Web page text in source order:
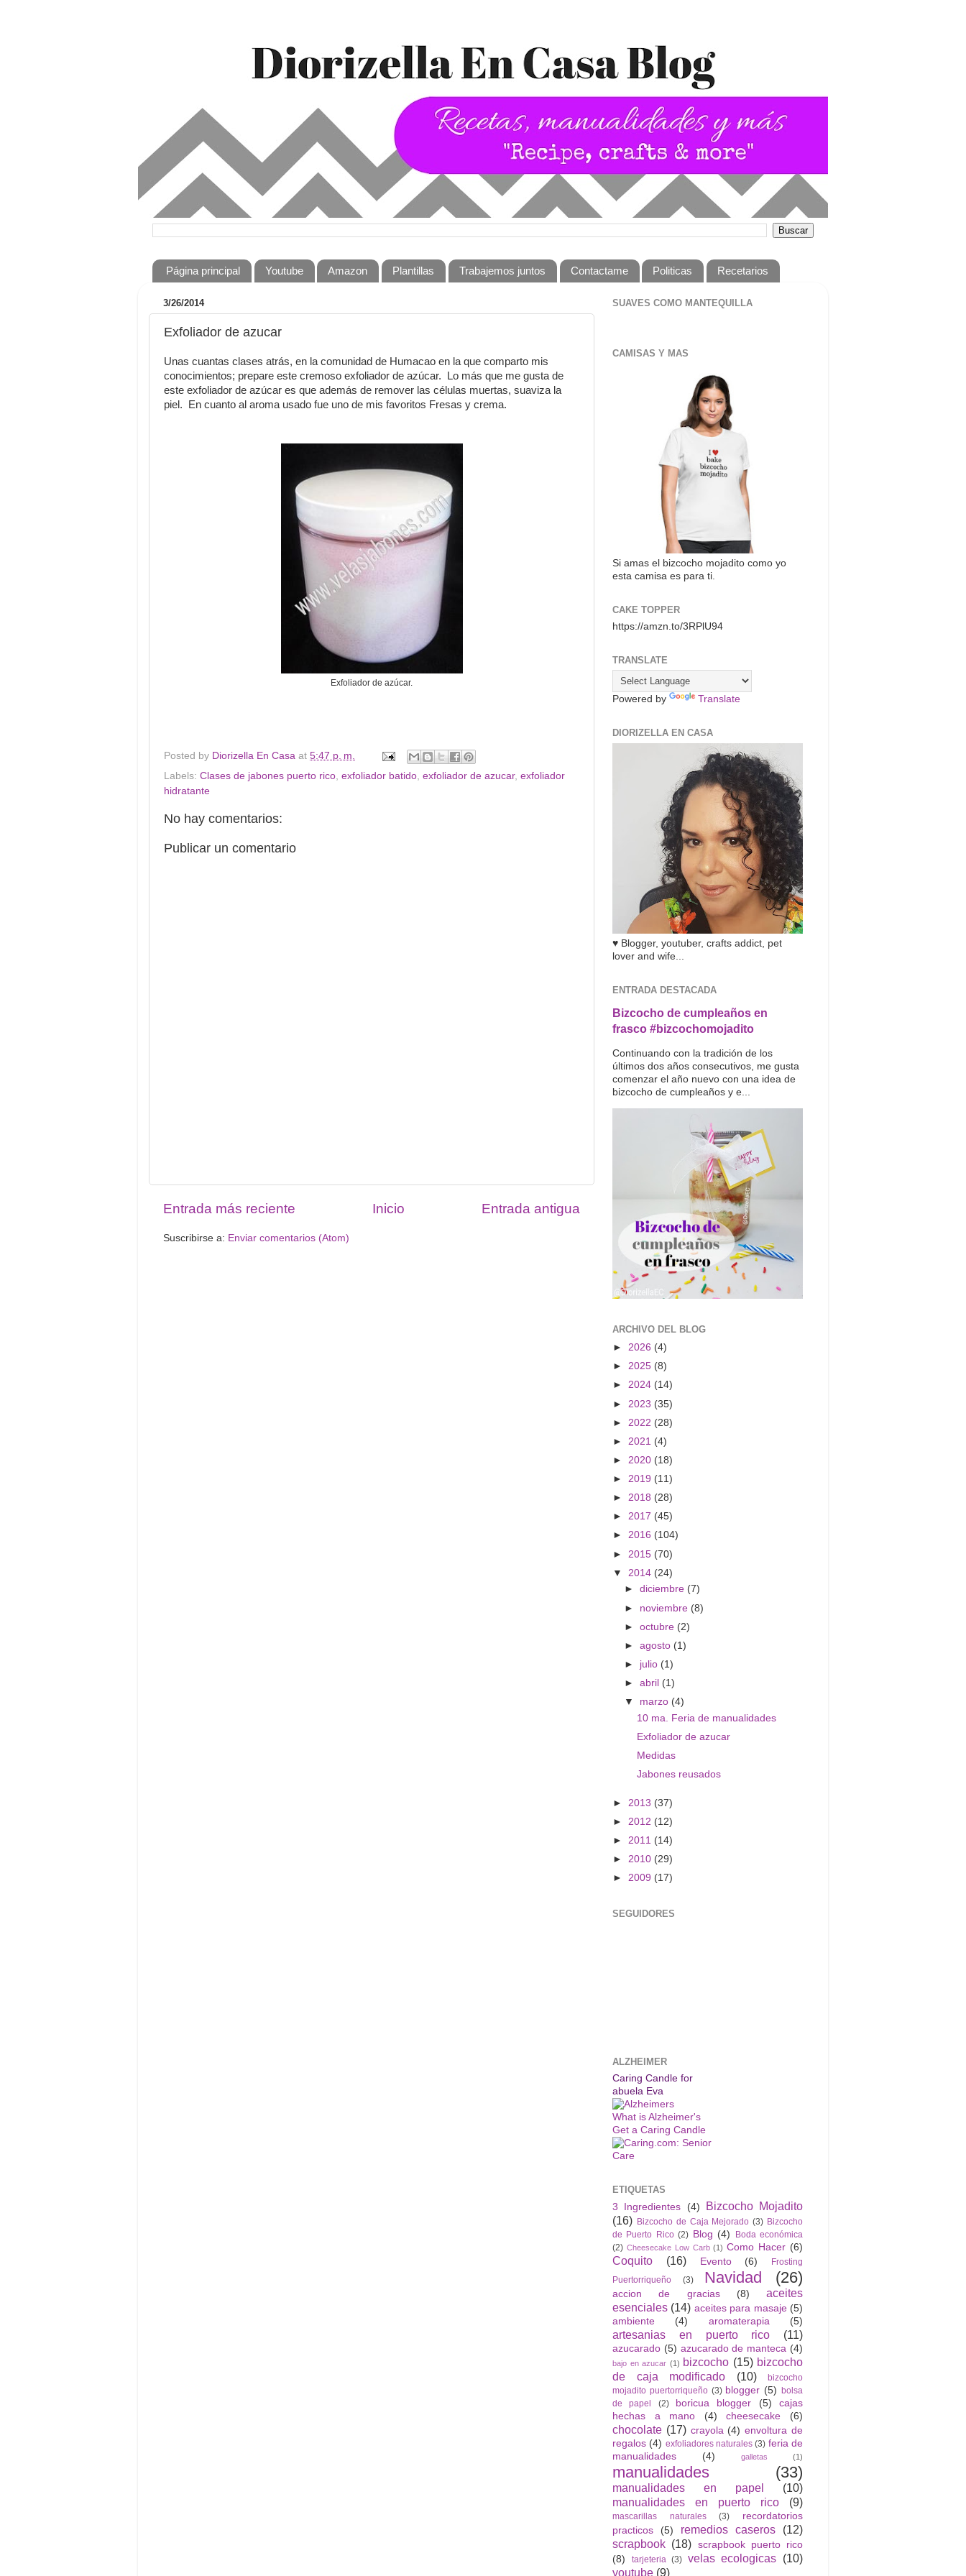
Página principal Youtube Amazon Plantillas Trabajemos juntos Contactame Politicas Recetarios
3/26/2014
Exfoliador de azucar
Unas cuantas clases atrás, en la comunidad de Humacao en la que comparto mis
conocimientos; prepare este cremoso exfoliador de azúcar. Lo más que me gusta de
este exfoliador de azúcar es que además de remover las células muertas, suaviza la
piel. En cuanto al aroma usado fue uno de mis favoritos Fresas y crema.
Exfoliador de azúcar.
Posted by Diorizella En Casa at 5:47 p. m.
Labels: Clases de jabones puerto rico exfoliador batido exfoliador de azucar, exfoliador
hidratante
No hay comentarios:
Publicar un comentario
Entrada más reciente Entrada antigua
Inicio
Suscribirse a: Enviar comentarios (Atom)
SUAVES COMO MANTEQUILLA
CAMISAS Y MAS
Si amas el bizcocho mojadito como yo
esta camisa es para ti.
CAKE TOPPER
https://amzn.to/3RPlU94
TRANSLATE
Powered by Translate
DIORIZELLA EN CASA
♥ Blogger, youtuber, crafts addict, pet
lover and wife...
ENTRADA DESTACADA
Bizcocho de cumpleaños en
frasco #bizcochomojadito
Continuando con la tradición de los
últimos dos años consecutivos, me gusta
comenzar el año nuevo con una idea de
bizcocho de cumpleaños y e...
ARCHIVO DEL BLOG
► 2026 (4)
► 2025 (8)
► 2024 (14)
► 2023 (35)
► 2022 (28)
► 2021 (4)
► 2020 (18)
► 2019 (11)
► 2018 (28)
► 2017 (45)
► 2016 (104)
► 2015 (70)
▼ 2014 (24)
►diciembre (7)
► noviembre (8)
►octubre (2)
►agosto (1)
► julio (1)
►abril (1)
▼ marzo (4)
10 ma. Feria de manualidades
Exfoliador de azucar
Medidas
Jabones reusados
► 2013 (37)
► 2012 (12)
► 2011 (14)
► 2010 (29)
► 2009 (17)
SEGUIDORES
ALZHEIMER
Caring Candle for
abuela Eva
What is Alzheimer's
Get a Caring Candle
ETIQUETAS
3 Ingredientes
(4)
Bizcocho Mojadito
(16) Bizcocho de Caja Mejorado (3) Bizcocho
de Puerto Rico (2) Blog (4)
Boda económica
(2) Cheesecake Low Carb (1) Como Hacer (6)
Coquito (16) Evento (6)
Frosting
Puertorriqueño
(3) Navidad (26)
accion de gracias (8)
aceites
esenciales (14) aceites para masaje (5)
ambiente
(4) aromaterapia (5)
artesanias en puerto rico (11)
azucarado (5) azucarado de manteca (4)
bajo en azucar (1) bizcocho (15) bizcocho
de caja modificado
(10)
bizcocho
mojadito puertorriqueño (3) blogger (5) bolsa
de papel
(2) boricua blogger (5)
cajas
hechas a mano
(4) cheesecake (6)
chocolate (17) crayola (4) envoltura de
regalos (4) exfoliadores naturales (3) feria de
manualidades
(4) galletas (1)
manualidades (33)
manualidades en papel
(10)
manualidades en puerto rico
(9)
mascarillas naturales (3)
recordatorios
practicos
(5) remedios caseros
(12)
scrapbook (18) scrapbook puerto rico
(8)
tarjeteria (3) velas ecologicas (10)
youtube (9)